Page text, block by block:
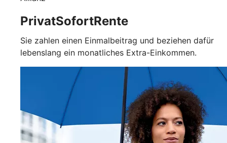
PrivatSofortRente
Sie zahlen einen Einmalbeitrag und beziehen dafür
lebenslang ein monatliches Extra-Einkommen.